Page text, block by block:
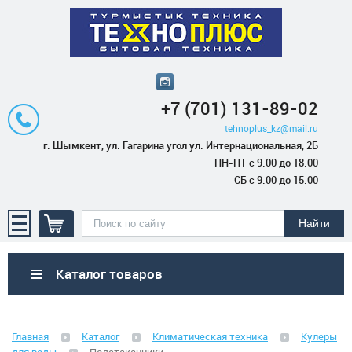
+7 (701) 131-89-02
tehnoplus_kz@mail.ru
г. Шымкент, ул. Гагарина угол ул. Интернациональная, 2Б
ПН-ПТ с 9.00 до 18.00
СБ с 9.00 до 15.00
Каталог товаров
Главная Каталог Климатическая техника
Кулеры